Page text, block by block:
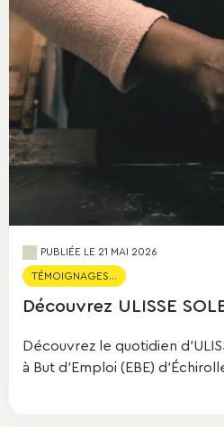
PUBLIÉE LE 21 MAI 2026
TÉMOIGNAGES...
Découvrez ULISSE
Découvrez le quotidien
à But d’Emploi (EBE)